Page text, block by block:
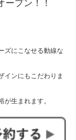
プン！！
ズにこなせる動線な
インにもこだわりま
生まれます。